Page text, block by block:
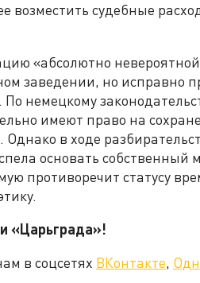
возместить судебные
«абсолютно
заведении, но исправно
По немецкому
имеют право на
в ходе
основать
противоречит статусу
«Царьграда»!
в соцсетях ВКонтакте,